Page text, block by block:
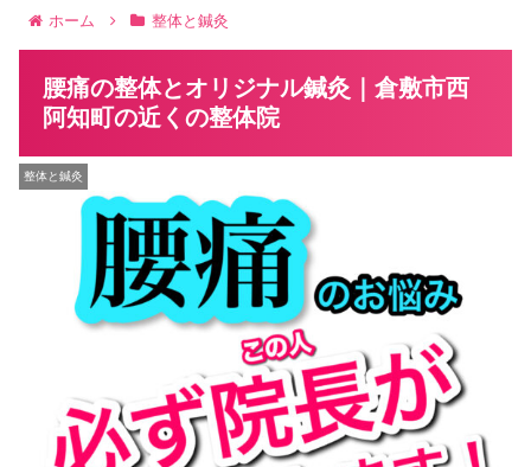
ホーム 整体と鍼灸
腰痛の整体とオリジナル鍼灸｜倉敷市西
阿知町の近くの整体院
整体と鍼灸